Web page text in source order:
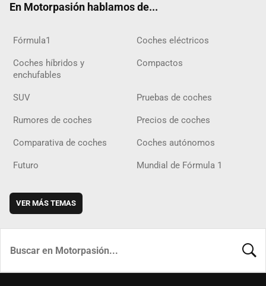
En Motorpasión hablamos de...
Fórmula1 Coches eléctricos
Coches híbridos y
enchufables
Compactos
SUV Pruebas de coches
Rumores de coches Precios de coches
Comparativa de coches Coches autónomos
Futuro Mundial de Fórmula 1
VER MÁS TEMAS